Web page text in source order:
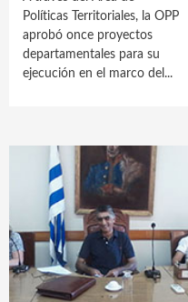
Políticas Territoriales, la OPP
aprobó once proyectos
departamentales para su
ejecución en el marco del...